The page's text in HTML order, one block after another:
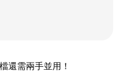
還需兩手並用！